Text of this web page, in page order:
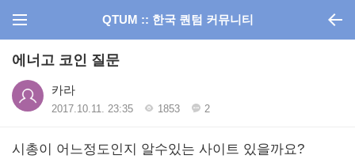
QTUM :: 한국 퀀텀 커뮤니티
에너고 코인 질문
카라
2017.10.11. 23:35 1853 2
시총이 어느정도인지 알수있는 사이트 있을까요?